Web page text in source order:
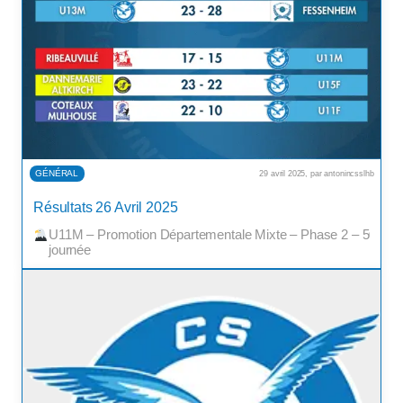
Résultats 26 Avril 2025
U11M – Promotion Départementale Mixte – Phase 2 – 5ᵉ
journée
GÉNÉRAL 29 avril 2025, par antonincsslhb